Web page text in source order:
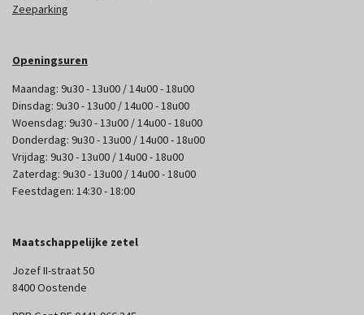
Zeeparking
Openingsuren
Maandag: 9u30 - 13u00 / 14u00 - 18u00
Dinsdag: 9u30 - 13u00 / 14u00 - 18u00
Woensdag: 9u30 - 13u00 / 14u00 - 18u00
Donderdag: 9u30 - 13u00 / 14u00 - 18u00
Vrijdag: 9u30 - 13u00 / 14u00 - 18u00
Zaterdag: 9u30 - 13u00 / 14u00 - 18u00
Feestdagen: 14:30 - 18:00
Maatschappelijke zetel
Jozef II-straat 50
8400 Oostende